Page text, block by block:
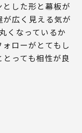
した形と幕板が
広く見える気が
くなっているか
ローがとてもし
っても相性が良